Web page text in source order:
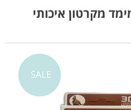
מקרטון איכותי